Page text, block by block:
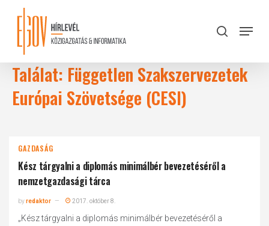
content
search
Menu
Találat: Független Szakszervezetek
Európai Szövetsége (CESI)
GAZDASÁG
Kész tárgyalni a diplomás minimálbér bevezetéséről a
nemzetgazdasági tárca
byredaktor 2017. október 8.
„Kész tárgyalni a diplomás minimálbér bevezetéséről a
Close